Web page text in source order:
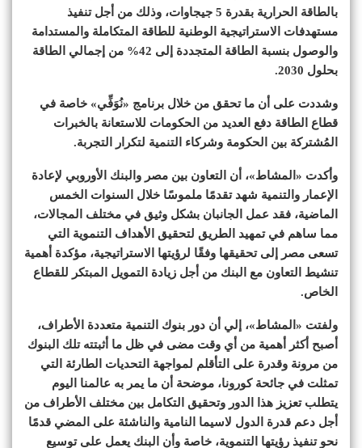
بالطاقة الحرارية بقدرة 5 جيجاوات، وذلك من أجل تنفيذ
مستهدفات الاستراتيجية الوطنية للطاقة المتكاملة والمستدامة
والوصول بنسبة الطاقة المتجددة إلى 42% من إجمالي الطاقة
بحلول 2030.
وشددت على أن ما تحقق من خلال برنامج «نُوَفِّي» خاصة في
قطاع الطاقة دفع العديد من الحكومات للاستعانة بالخبرات
المُشتركة بين الحكومة وشركاء التنمية لتكرار التجربة.
وأكدت «المشاط»، أن التعاون بين مصر والبنك الأوروبي لإعادة
الإعمار والتنمية شهد تقدمًا ملموسًا خلال السنوات الخمس
الماضية، فقد عمل الجانبان بشكل وثيق في مختلف المجالات،
مما ساهم في تمهيد الطريق لتحقيق الأهداف التنموية التي
تسعى مصر إلى تحقيقها وفقًا لرؤيتها الاستراتيجية، مؤكدة أهمية
تنشيط التعاون مع البنك من أجل زيادة التمويل المبتكر للقطاع
الخاص.
ولفتت «المشاط»، إلي أن دور بنوك التنمية متعددة الأطراف،
أصبح أكثر أهمية من أي وقت مضى في ظل ما أثبتته تلك البنوك
من مرونة وقدرة على التأقلم لمواجهة التحديات الطارئة التي
تمثلت في جائحة كورونا، موضحة أن ما يمر به عالمنا اليوم
يتطلب تعزيز هذا الدور وتحقيق التكامل بين مختلف الأطراف من
أجل دعم قدرة الدول لاسيما النامية والناشئة على المضي قدمًا
نحو تنفيذ رؤيتها التنموية، خاصة وأن البنك يعمل على توسيع